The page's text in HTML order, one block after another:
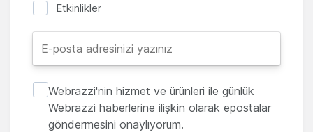
Etkinlikler
Webrazzi'nin hizmet ve ürünleri ile günlük
Webrazzi haberlerine ilişkin olarak epostalar
göndermesini onaylıyorum.